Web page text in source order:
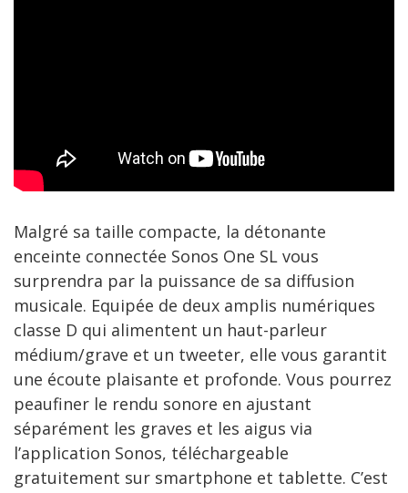
Malgré sa taille compacte, la détonante
enceinte connectée Sonos One SL vous
surprendra par la puissance de sa diffusion
musicale. Equipée de deux amplis numériques
classe D qui alimentent un haut-parleur
médium/grave et un tweeter, elle vous garantit
une écoute plaisante et profonde. Vous pourrez
peaufiner le rendu sonore en ajustant
séparément les graves et les aigus via
l’application Sonos, téléchargeable
gratuitement sur smartphone et tablette. C’est